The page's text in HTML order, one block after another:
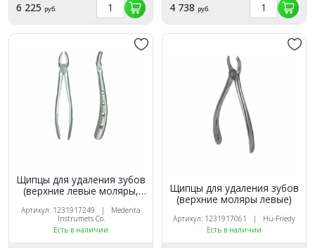
6 225 руб. 4 738 руб.
Щипцы для удаления зубов
(верхние левые моляры,
Артикул: 1231917249 | Medenta
Instrumets Co.
Есть в наличии
Щипцы для удаления зубов
(верхние моляры левые)
Артикул: 1231917061 | Hu-Friedy
Есть в наличии